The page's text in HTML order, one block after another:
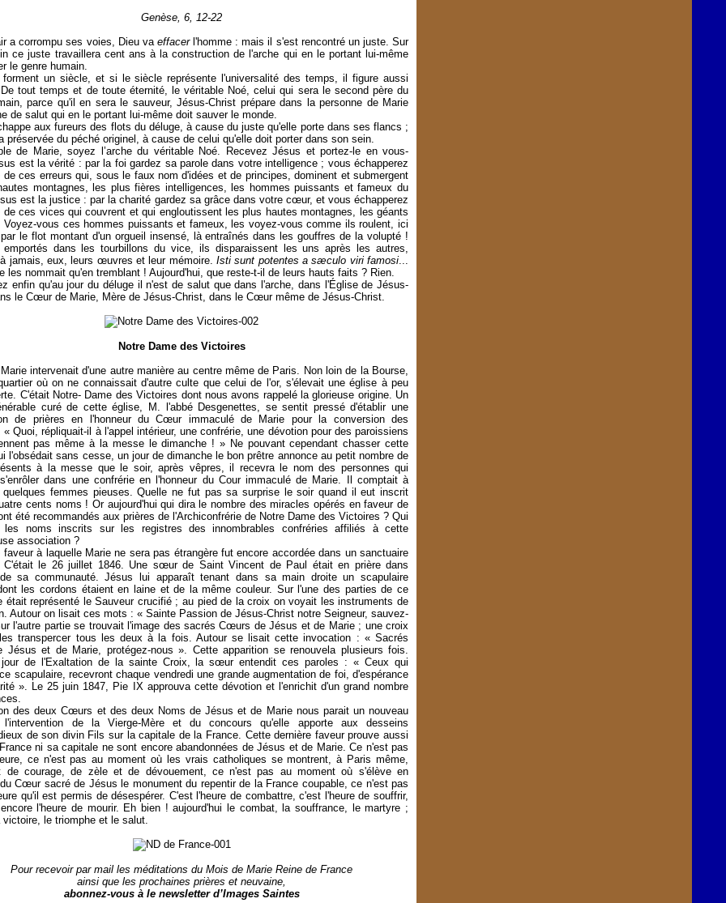
Genèse, 6, 12-22
a corrompu ses voies, Dieu va effacerl'homme : mais il s'est rencontré un juste. Sur
ce juste travaillera cent ans à la construction de l'arche qui en le portant lui-même
le genre humain.
un siècle, et si le siècle représente l'universalité des temps, il figure aussi
De tout temps et de toute éternité, le véritable Noé, celui qui sera le second père du
parce qu'il en sera le sauveur, Jésus-Christ prépare dans la personne de Marie
de salut qui en le portant lui-même doit sauver le monde.
aux fureurs des flots du déluge, à cause du juste qu'elle porte dans ses flancs ;
préservée du péché originel, à cause de celui qu'elle doit porter dans son sein.
de Marie, soyez l’arche du véritable Noé. Recevez Jésus et portez-le en vous-
est la vérité : par la foi gardez sa parole dans votre intelligence ; vous échapperez
de ces erreurs qui, sous le faux nom d'idées et de principes, dominent et submergent
montagnes, les plus fières intelligences, les hommes puissants et fameux du
est la justice : par la charité gardez sa grâce dans votre cœur, et vous échapperez
de ces vices qui couvrent et qui engloutissent les plus hautes montagnes, les géants
Voyez-vous ces hommes puissants et fameux, les voyez-vous comme ils roulent, ici
le flot montant d'un orgueil insensé, là entraînés dans les gouffres de la volupté !
dans les tourbillons du vice, ils disparaissent les uns après les autres,
jamais, eux, leurs œuvres et leur mémoire. Isti sunt potentes a sæculo viri famosi...
les nommait qu'en tremblant ! Aujourd'hui, que reste-t-il de leurs hauts faits ? Rien.
enfin qu'au jour du déluge il n'est de salut que dans l'arche, dans l'Église de Jésus-
le Cœur de Marie, Mère de Jésus-Christ, dans le Cœur même de Jésus-Christ.
Notre Dame des Victoires
intervenait d'une autre manière au centre même de Paris. Non loin de la Bourse,
où on ne connaissait d'autre culte que celui de l'or, s'élevait une église à peu
C'était Notre- Dame des Victoires dont nous avons rappelé la glorieuse origine. Un
curé de cette église, M. l'abbé Desgenettes, se sentit pressé d'établir une
de prières en l'honneur du Cœur immaculé de Marie pour la conversion des
« Quoi, répliquait-il à l'appel intérieur, une confrérie, une dévotion pour des paroissiens
pas même à la messe le dimanche ! » Ne pouvant cependant chasser cette
l'obsédait sans cesse, un jour de dimanche le bon prêtre annonce au petit nombre de
à la messe que le soir, après vêpres, il recevra le nom des personnes qui
dans une confrérie en l'honneur du Cour immaculé de Marie. Il comptait à
quelques femmes pieuses. Quelle ne fut pas sa surprise le soir quand il eut inscrit
cents noms ! Or aujourd'hui qui dira le nombre des miracles opérés en faveur de
été recommandés aux prières de l'Archiconfrérie de Notre Dame des Victoires ? Qui
les noms inscrits sur les registres des innombrables confréries affiliés à cette
association ?
faveur à laquelle Marie ne sera pas étrangère fut encore accordée dans un sanctuaire
C'était le 26 juillet 1846. Une sœur de Saint Vincent de Paul était en prière dans
de sa communauté. Jésus lui apparaît tenant dans sa main droite un scapulaire
les cordons étaient en laine et de la même couleur. Sur l'une des parties de ce
était représenté le Sauveur crucifié ; au pied de la croix on voyait les instruments de
Autour on lisait ces mots : « Sainte Passion de Jésus-Christ notre Seigneur, sauvez-
l'autre partie se trouvait l'image des sacrés Cœurs de Jésus et de Marie ; une croix
transpercer tous les deux à la fois. Autour se lisait cette invocation : « Sacrés
Jésus et de Marie, protégez-nous ». Cette apparition se renouvela plusieurs fois.
de l'Exaltation de la sainte Croix, la sœur entendit ces paroles : « Ceux qui
scapulaire, recevront chaque vendredi une grande augmentation de foi, d'espérance
». Le 25 juin 1847, Pie IX approuva cette dévotion et l'enrichit d'un grand nombre
des deux Cœurs et des deux Noms de Jésus et de Marie nous parait un nouveau
de la Vierge-Mère et du concours qu'elle apporte aux desseins
de son divin Fils sur la capitale de la France. Cette dernière faveur prouve aussi
ni sa capitale ne sont encore abandonnées de Jésus et de Marie. Ce n'est pas
ce n'est pas au moment où les vrais catholiques se montrent, à Paris même,
de courage, de zèle et de dévouement, ce n'est pas au moment où s'élève en
du Cœur sacré de Jésus le monument du repentir de la France coupable, ce n'est pas
qu'il est permis de désespérer. C'est l'heure de combattre, c'est l'heure de souffrir,
l'heure de mourir. Eh bien ! aujourd'hui le combat, la souffrance, le martyre ;
victoire, le triomphe et le salut.
Pour recevoir par mail les méditations du Mois de Marie Reine de France
ainsi que les prochaines prières et neuvaine,
abonnez-vous à le newsletter d’Images Saintes